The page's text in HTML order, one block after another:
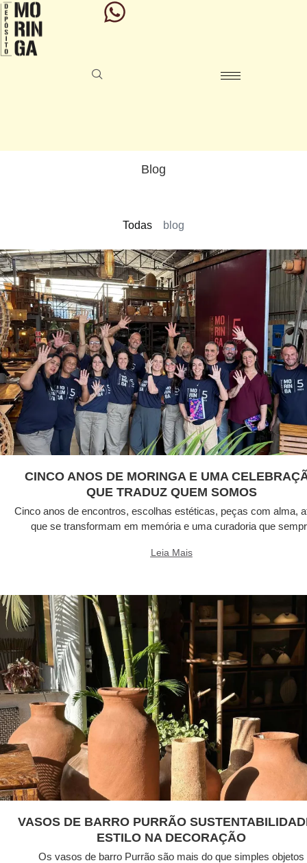
Blog
blog
Todas
CINCO ANOS DE MORINGA E UMA
QUE TRADUZ QUEM SOMOS
Cinco anos de encontros, escolhas estéticas, peças com alma,
que se transformam em memória e uma curadoria que
Leia Mais
VASOS DE BARRO PURRÃO
ESTILO NA DECORAÇÃO
Os vasos de barro Purrão são mais do que simples objetos